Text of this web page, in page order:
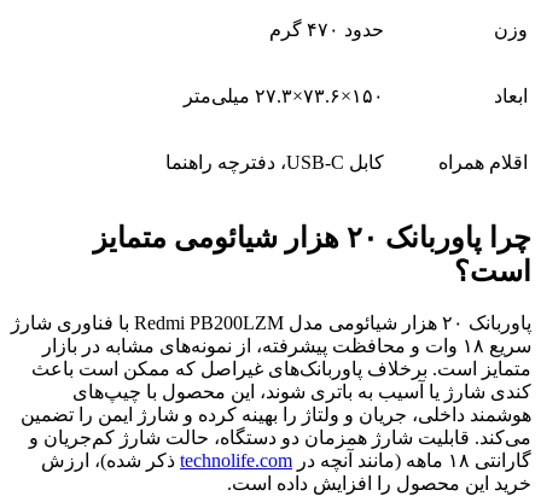
وزن حدود ۴۷۰ گرم
ابعاد ۱۵۰×۷۳.۶×۲۷.۳ میلی‌متر
اقلام همراه کابل USB-C، دفترچه راهنما
چرا پاوربانک ۲۰ هزار شیائومی متمایز
است؟
پاوربانک ۲۰ هزار شیائومی مدل Redmi PB200LZM با فناوری شارژ
سریع ۱۸ وات و محافظت پیشرفته، از نمونه‌های مشابه در بازار
متمایز است. برخلاف پاوربانک‌های غیراصل که ممکن است باعث
کندی شارژ یا آسیب به باتری شوند، این محصول با چیپ‌های
هوشمند داخلی، جریان و ولتاژ را بهینه کرده و شارژ ایمن را تضمین
می‌کند. قابلیت شارژ همزمان دو دستگاه، حالت شارژ کم‌جریان و
گارانتی ۱۸ ماهه (مانند آنچه در
technolife.com ذکر شده)، ارزش
خرید این محصول را افزایش داده است.